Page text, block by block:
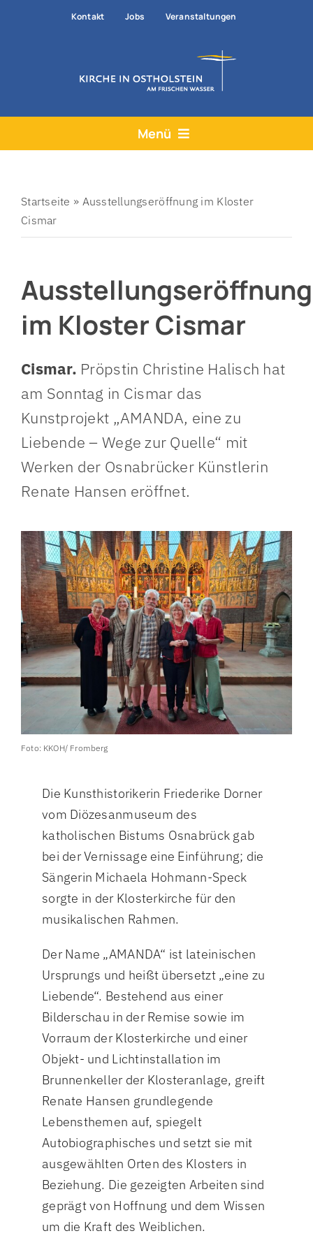
Kontakt Jobs Veranstaltungen
Menü
Angebote
Prävention
Startseite » Ausstellungseröffnung im Kloster
Cismar
Ausstellungseröffnung
im Kloster Cismar
Cismar. Pröpstin Christine Halisch hat
am Sonntag in Cismar das
Kunstprojekt „AMANDA, eine zu
Liebende – Wege zur Quelle“ mit
Werken der Osnabrücker Künstlerin
Renate Hansen eröffnet.
Foto: KKOH/ Fromberg
Die Kunsthistorikerin Friederike Dorner
vom Diözesanmuseum des
katholischen Bistums Osnabrück gab
bei der Vernissage eine Einführung; die
Sängerin Michaela Hohmann-Speck
sorgte in der Klosterkirche für den
musikalischen Rahmen.
Der Name „AMANDA“ ist lateinischen
Ursprungs und heißt übersetzt „eine zu
Liebende“. Bestehend aus einer
Bilderschau in der Remise sowie im
Vorraum der Klosterkirche und einer
Objekt- und Lichtinstallation im
Brunnenkeller der Klosteranlage, greift
Renate Hansen grundlegende
Lebensthemen auf, spiegelt
Autobiographisches und setzt sie mit
ausgewählten Orten des Klosters in
Beziehung. Die gezeigten Arbeiten sind
geprägt von Hoffnung und dem Wissen
um die Kraft des Weiblichen.